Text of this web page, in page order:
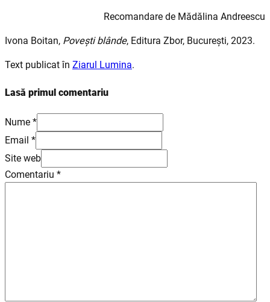
Recomandare de Mădălina Andreescu
Ivona Boitan, Povești blânde, Editura Zbor, București, 2023.
Text publicat în Ziarul Lumina.
Lasă primul comentariu
Nume *
Email *
Site web
Comentariu *